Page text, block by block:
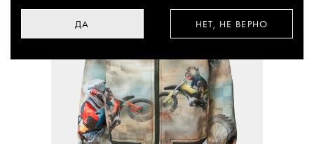
ДА НЕТ, НЕ ВЕРНО